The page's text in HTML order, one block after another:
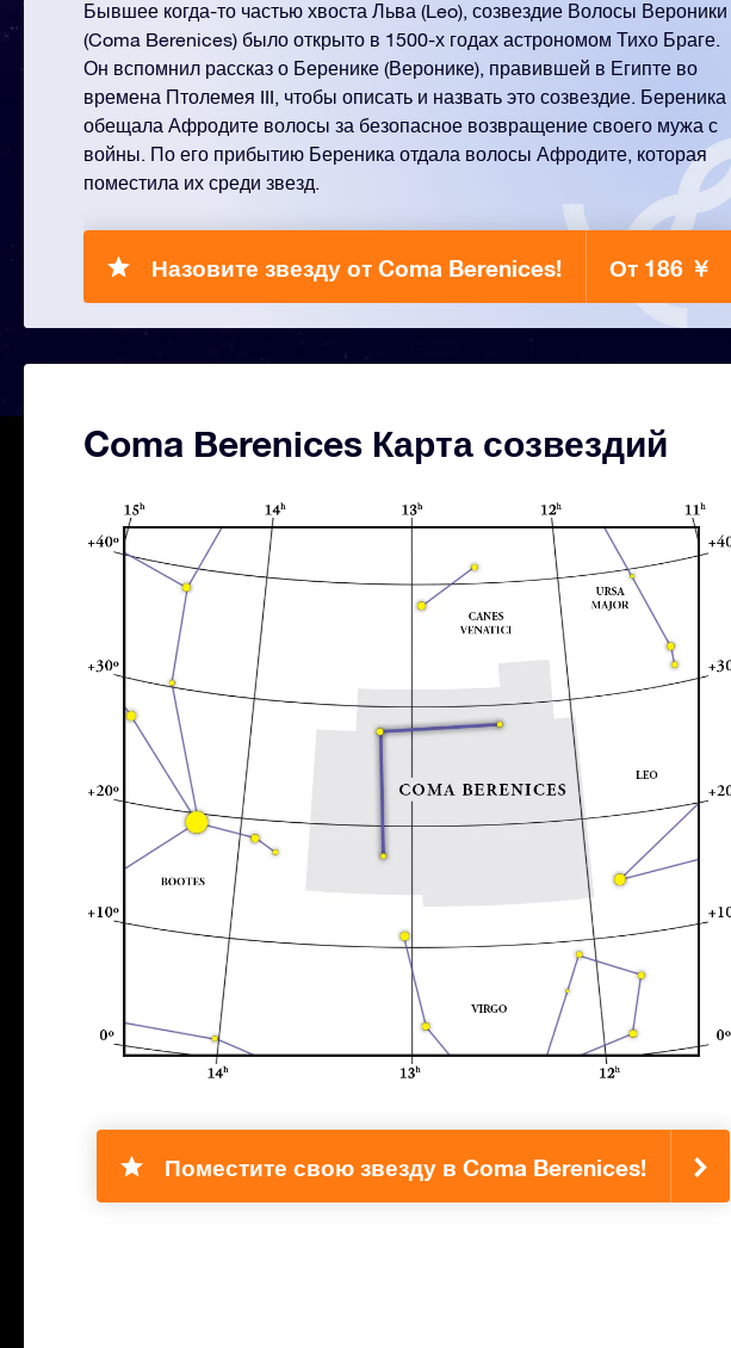
Бывшее когда-то частью хвоста Льва (Leo), созвездие Волосы Вероники
(Coma Berenices) было открыто в 1500-х годах астрономом Тихо Браге.
Он вспомнил рассказ о Беренике (Веронике), правившей в Египте во
времена Птолемея III, чтобы описать и назвать это созвездие. Береника
обещала Афродите волосы за безопасное возвращение своего мужа с
войны. По его прибытию Береника отдала волосы Афродите, которая
поместила их среди звезд.
Назовите звезду от Coma Berenices! От 186 ￥
Coma Berenices Карта созвездий
Поместите свою звезду в Coma Berenices!